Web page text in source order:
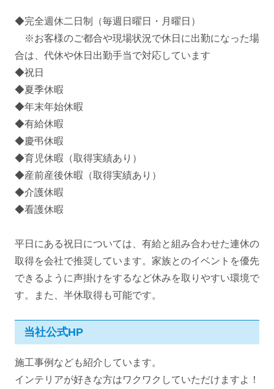
◆完全週休二日制（毎週日曜日・月曜日）
※お客様のご都合や現場状況で休日に出勤になった場
合は、代休や休日出勤手当で対応しています
◆祝日
◆夏季休暇
◆年末年始休暇
◆有給休暇
◆慶弔休暇
◆育児休暇（取得実績あり）
◆産前産後休暇（取得実績あり）
◆介護休暇
◆看護休暇
平日にある祝日については、有給と組み合わせた連休の
取得を会社で推奨しています。家族とのイベントを優先
できるように声掛けをするなど休みを取りやすい環境で
す。また、半休取得も可能です。
当社公式HP
施工事例なども紹介しています。
インテリアが好きな方はワクワクしていただけますよ！